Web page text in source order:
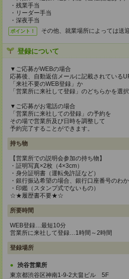
・残業手当
・リーダー手当
・深夜手当
ポイント！ その他、就業場所によっては送
登録について
▼ご応募がWEBの場合
応募後、自動返信メールに記載されている
「来社不要のWEB登録」か
「営業所に来社して登録」のどちらかを選択
▼ご応募がお電話の場合
「営業所に来社しての登録」の予約を
その場で営業所及び日時を調整して
予約完了することができます。
持ち物
【営業所での説明会参加の持ち物】
・証明写真×2枚（4×3cm）
・身分証明書（運転免許証など）
・銀行振込希望の場合、銀行口座番号のわ
・印鑑（スタンプ式でないもの）
☆★履歴書不要★☆
所要時間
WEB登録…最短10分
営業所に来社して登録…1時間～2時間
登録場所
渋谷営業所
東京都渋谷区神南1-9-2大畠ビル 5F